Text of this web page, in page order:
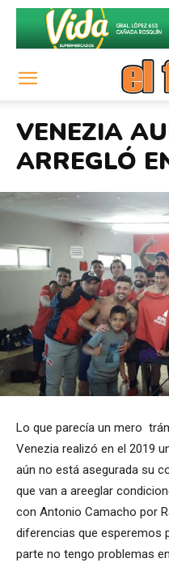
VENEZIA
ARREGLÓ
Lo que parecía un mero
Venezia realizó en el 2019
aún no está asegurada su
que van a areeglar
con Antonio Camacho por
diferencias que esperemos
parte no tengo problemas